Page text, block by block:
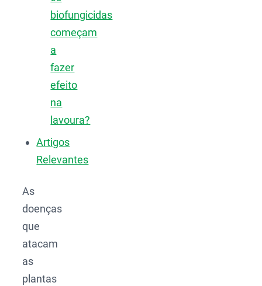
biofungicidas
começam
a
fazer
efeito
na
lavoura?
Artigos
Relevantes
As
doenças
que
atacam
as
plantas